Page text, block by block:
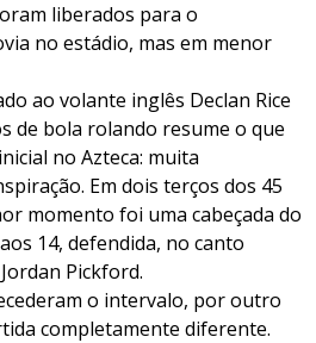
liberados para o
no estádio, mas em menor
ao volante inglês Declan Rice
de bola rolando resume o que
no Azteca: muita
Em dois terços dos 45
momento foi uma cabeçada do
14, defendida, no canto
Pickford.
o intervalo, por outro
completamente diferente.